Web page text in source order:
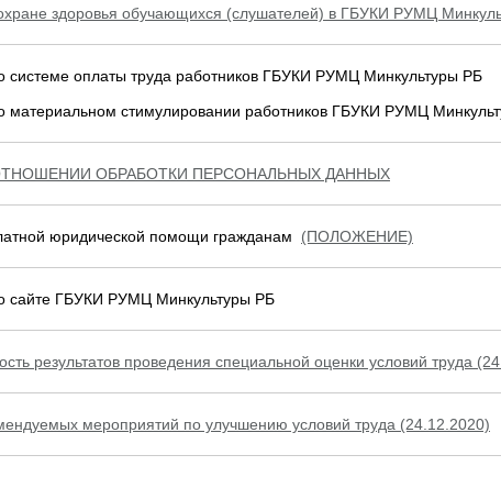
здоровья обучающихся (слушателей) в ГБУКИ РУМЦ
системе оплаты труда работников ГБУКИ РУМЦ Минкультуры РБ
материальном стимулировании работников ГБУКИ РУМЦ
ОБРАБОТКИ ПЕРСОНАЛЬНЫХ ДАННЫХ
юридической помощи гражданам (ПОЛОЖЕНИЕ)
сайте ГБУКИ РУМЦ Минкультуры РБ
результатов проведения специальной оценки условий труда
мероприятий по улучшению условий труда (24.12.2020)